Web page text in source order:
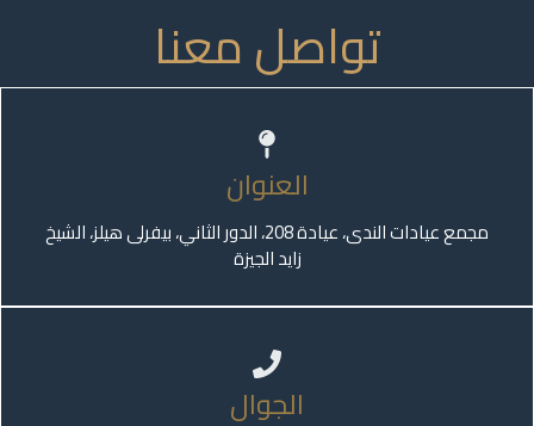
تواصل معنا
العنوان
مجمع عيادات الندى، عيادة 208، الدور الثاني، بيفرلى هيلز، الشيخ
زايد الجيزة
الجوال